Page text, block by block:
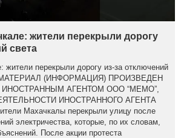
жители перекрыли дорогу
света
жители перекрыли дорогу из-за отключений
(ИНФОРМАЦИЯ) ПРОИЗВЕДЕН
АГЕНТОМ ООО “МЕМО”,
ИНОСТРАННОГО АГЕНТА
Махачкалы перекрыли улицу после
электричества, которые, по их словам,
После акции протеста